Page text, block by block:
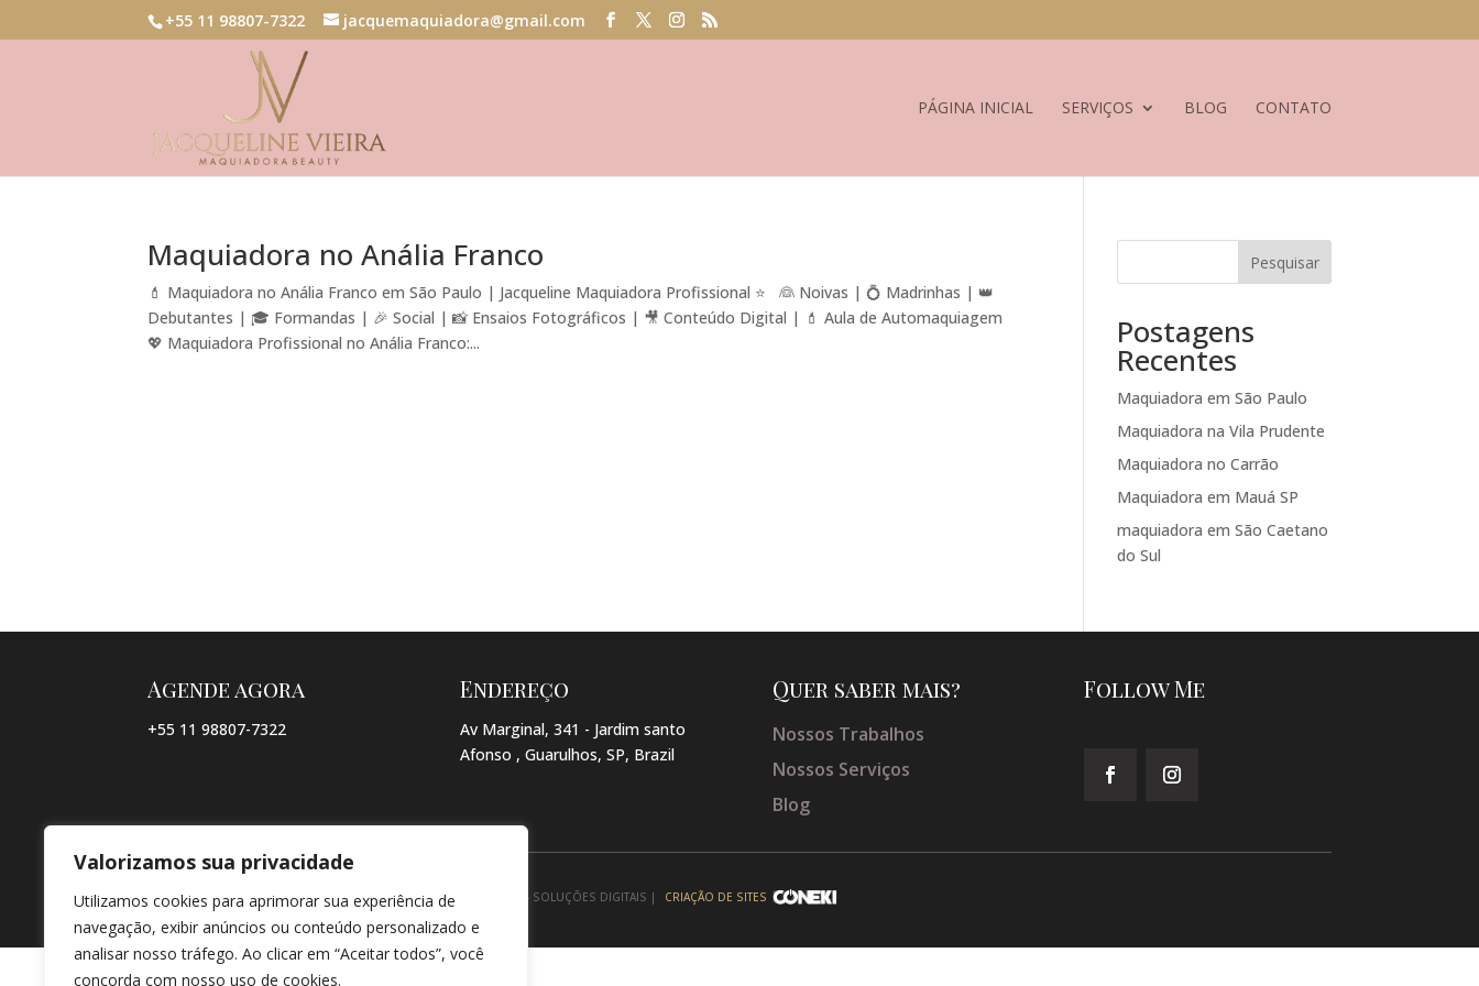
Valorizamos sua privacidade
Utilizamos cookies para aprimorar sua experiência de
navegação, exibir anúncios ou conteúdo personalizado e
analisar nosso tráfego. Ao clicar em “Aceitar todos”, você
concorda com nosso uso de cookies.
+55 11 98807-7322 jacquemaquiadora@gmail.com
PÁGINA INICIAL SERVIÇOS BLOG CONTATO
Maquiadora no Anália Franco
💄 Maquiadora no Anália Franco em São Paulo | Jacqueline Maquiadora Profissional ⭐ 👰 Noivas | 💍 Madrinhas | 👑
Debutantes | 🎓 Formandas | 🎉 Social | 📸 Ensaios Fotográficos | 🎥 Conteúdo Digital | 💄 Aula de Automaquiagem
💖 Maquiadora Profissional no Anália Franco:...
Pesquisar
Postagens
Recentes
Maquiadora em São Paulo
Maquiadora na Vila Prudente
Maquiadora no Carrão
Maquiadora em Mauá SP
maquiadora em São Caetano
do Sul
Agende agora
+55 11 98807-7322
Endereço
Av Marginal, 341 - Jardim santo
Afonso , Guarulhos, SP, Brazil
Quer saber mais?
Nossos Trabalhos
Nossos Serviços
Blog
Follow Me
© COPYRIGHT 2026 → JACQUELINE VIEIRA MAKEUP → POR: CONEKI - SOLUÇÕES DIGITAIS | CRIAÇÃO DE SITES